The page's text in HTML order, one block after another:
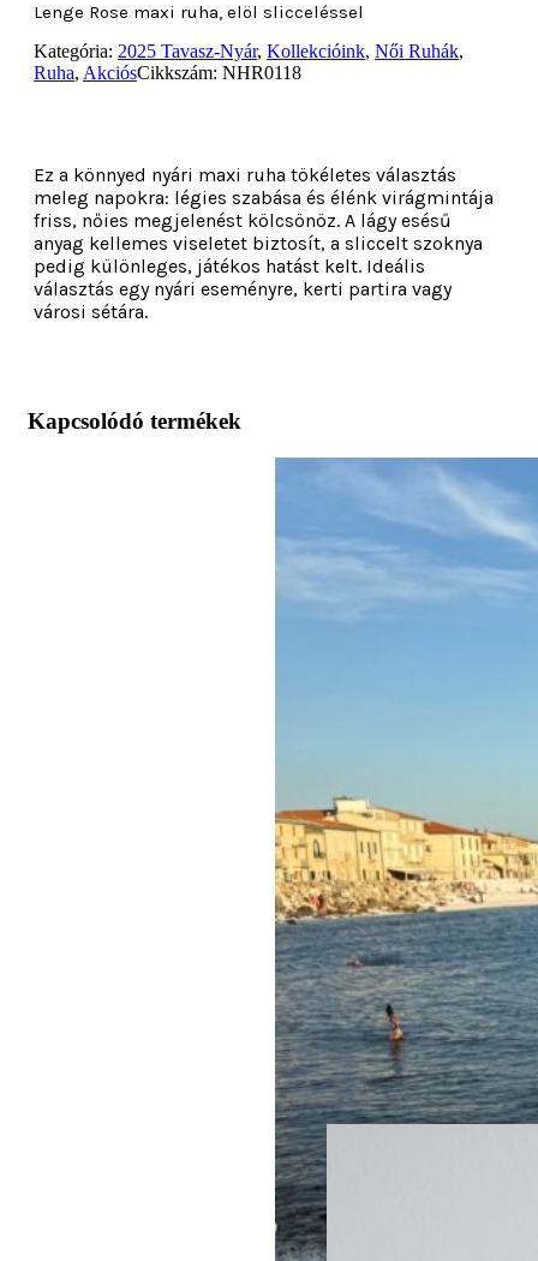
Lenge Rose maxi ruha, elöl slicceléssel
Kategória: 2025 Tavasz-Nyár, Kollekcióink, Női Ruhák,
Ruha, AkciósCikkszám: NHR0118
Ez a könnyed nyári maxi ruha tökéletes választás
meleg napokra: légies szabása és élénk virágmintája
friss, nőies megjelenést kölcsönöz. A lágy esésű
anyag kellemes viseletet biztosít, a sliccelt szoknya
pedig különleges, játékos hatást kelt. Ideális
választás egy nyári eseményre, kerti partira vagy
városi sétára.
Kapcsolódó termékek